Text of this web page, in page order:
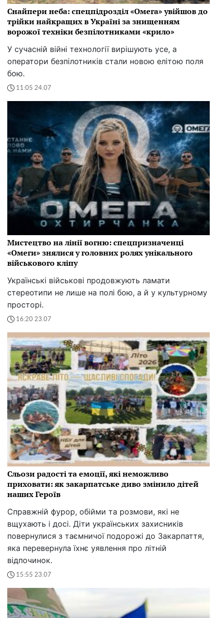
Снайпери неба: спецпідрозділ «Омега» увійшов до
трійки найкращих в Україні за знищенням
ворожої техніки безпілотниками «крило»
У сучасній війні технології вирішують усе, а
оператори безпілотників стали новою елітою поля
бою.
11:05 24.07
Мистецтво на лінії вогню: спецпризначенці
«Омеги» знялися у головних ролях унікального
військового кліпу
Українські військові продовжують ламати
стереотипи не лише на полі бою, а й у культурному
просторі.
16:20 23.07
Сльози радості та емоції, які неможливо
приховати: як закарпатське диво змінило дітей
наших Героїв
Справжній фурор, обійми та розмови, які не
вщухають і досі. Діти українських захисників
повернулися з таємничої подорожі до Закарпаття,
яка перевернула їхнє уявлення про літній
відпочинок.
15:55 23.07